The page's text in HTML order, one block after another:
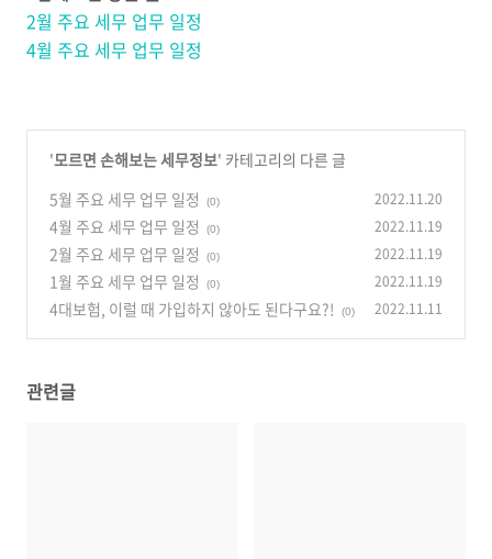
2월 주요 세무 업무 일정
4월 주요 세무 업무 일정
'모르면 손해보는 세무정보' 카테고리의 다른 글
5월 주요 세무 업무 일정
(0) 2022.11.20
4월 주요 세무 업무 일정 (0) 2022.11.19
2월 주요 세무 업무 일정 (0) 2022.11.19
1월 주요 세무 업무 일정 (0) 2022.11.19
4대보험, 이럴 때 가입하지 않아도 된다구요?! (0) 2022.11.11
관련글